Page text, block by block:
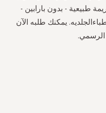
طبيعية - بدون بارابين -
يمكنك طلبه الآن
الرسمي.